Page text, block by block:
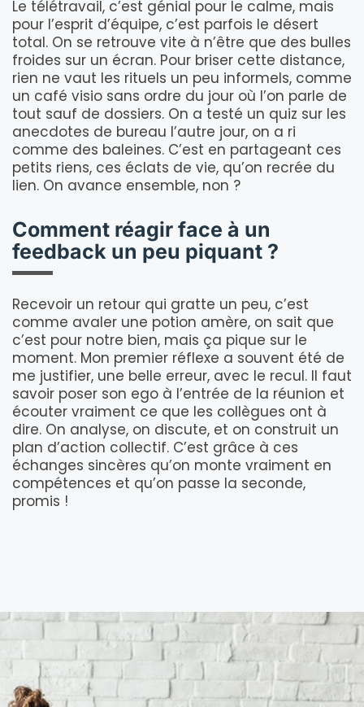
Le télétravail, c’est génial pour le calme, mais
pour l’esprit d’équipe, c’est parfois le désert
total. On se retrouve vite à n’être que des bulles
froides sur un écran. Pour briser cette distance,
rien ne vaut les rituels un peu informels, comme
un café visio sans ordre du jour où l’on parle de
tout sauf de dossiers. On a testé un quiz sur les
anecdotes de bureau l’autre jour, on a ri
comme des baleines. C’est en partageant ces
petits riens, ces éclats de vie, qu’on recrée du
lien. On avance ensemble, non ?
Comment réagir face à un
feedback un peu piquant ?
Recevoir un retour qui gratte un peu, c’est
comme avaler une potion amère, on sait que
c’est pour notre bien, mais ça pique sur le
moment. Mon premier réflexe a souvent été de
me justifier, une belle erreur, avec le recul. Il faut
savoir poser son ego à l’entrée de la réunion et
écouter vraiment ce que les collègues ont à
dire. On analyse, on discute, et on construit un
plan d’action collectif. C’est grâce à ces
échanges sincères qu’on monte vraiment en
compétences et qu’on passe la seconde,
promis !